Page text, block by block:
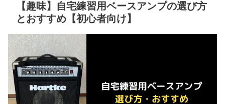
【趣味】自宅練習用ベースアンプの選び方
とおすすめ【初心者向け】